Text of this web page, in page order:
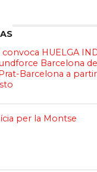
convoca HUELGA
Barcelona
Barcelona a
per la Montse